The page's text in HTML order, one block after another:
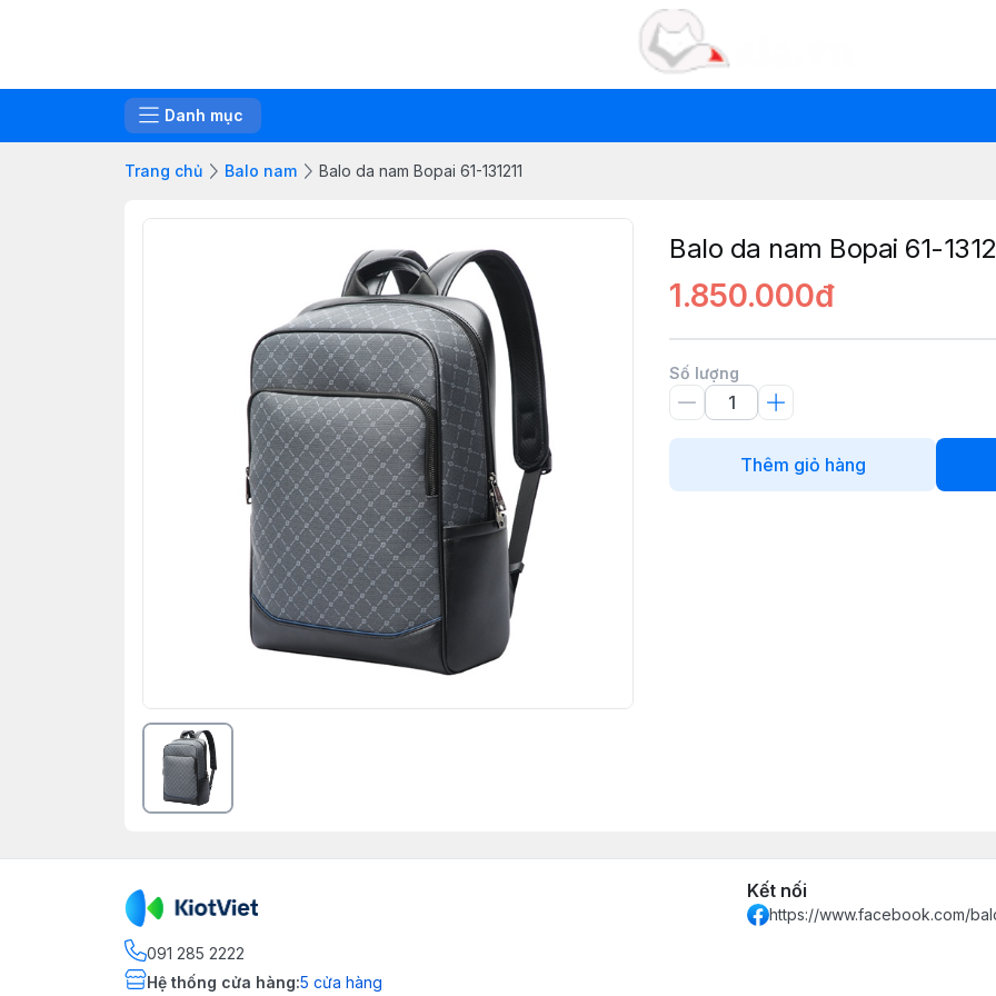
Danh mục
Trang chủ Balo nam Balo da nam Bopai 61-131211
Balo da nam Bopai 61-
1.850.000đ
Số lượng
Thêm giỏ hàng
091 285 2222
Hệ thống cửa hàng:5 cửa hàng
Kết nối
https://www.facebook.com/